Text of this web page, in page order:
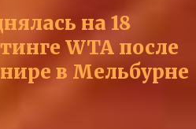
на 18
WTA после
в Мельбурне